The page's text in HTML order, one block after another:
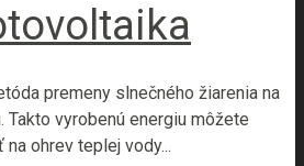
budovpremeny slnečného žiarenia na
Takto vyrobenú energiu môžete
ohrev teplej vody...